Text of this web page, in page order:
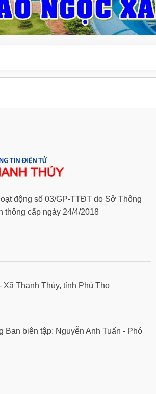
động số 03/GP-TTĐT do Sở Thông
thông cấp ngày 24/4/2018
Xã Thanh Thủy, tỉnh Phú Thọ
Ban biên tập: Nguyễn Anh Tuấn - Phó